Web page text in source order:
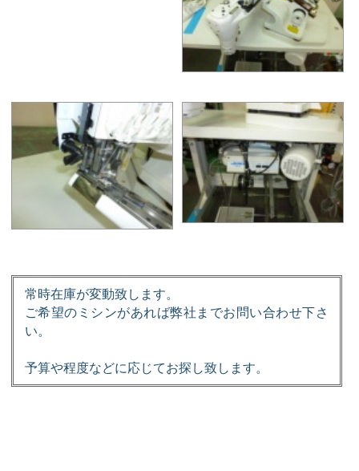
常時在庫が変動致します。
ご希望のミシンがあれば弊社までお問い合わせ下さ
い。
予算や程度などに応じてお探し致します。